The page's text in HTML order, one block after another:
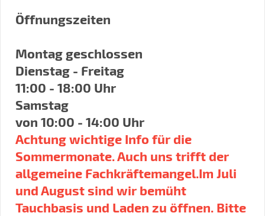
Öffnungszeiten
Montag geschlossen
Dienstag - Freitag
11:00 - 18:00 Uhr
Samstag
von 10:00 - 14:00 Uhr
Achtung wichtige Info für die
Sommermonate. Auch uns trifft der
allgemeine Fachkräftemangel.Im Juli
und August sind wir bemüht
Tauchbasis und Laden zu öffnen. Bitte